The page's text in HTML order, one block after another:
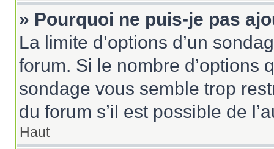
» Pourquoi ne puis-je pas
La limite d’options d’un
forum. Si le nombre d’options
sondage vous semble trop
du forum s’il est possible de
Haut